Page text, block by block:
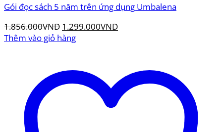
Gói đọc sách 5 năm trên ứng dụng Umbalena
1.856.000VND Giá
gốc
1.299.000VNDGiá
1.299.000VND.
Thêm vào giỏ hàng